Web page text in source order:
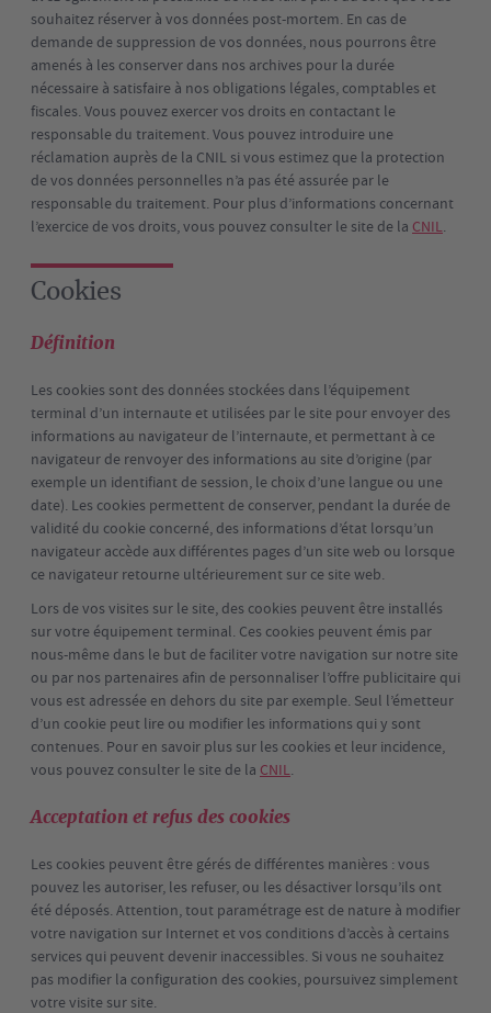
souhaitez réserver à vos données post-mortem. En cas de
demande de suppression de vos données, nous pourrons être
amenés à les conserver dans nos archives pour la durée
nécessaire à satisfaire à nos obligations légales, comptables et
fiscales. Vous pouvez exercer vos droits en contactant le
responsable du traitement. Vous pouvez introduire une
réclamation auprès de la CNIL si vous estimez que la protection
de vos données personnelles n’a pas été assurée par le
responsable du traitement. Pour plus d’informations concernant
l’exercice de vos droits, vous pouvez consulter le site de la CNIL.
Cookies
Définition
Les cookies sont des données stockées dans l’équipement
terminal d’un internaute et utilisées par le site pour envoyer des
informations au navigateur de l’internaute, et permettant à ce
navigateur de renvoyer des informations au site d’origine (par
exemple un identifiant de session, le choix d’une langue ou une
date). Les cookies permettent de conserver, pendant la durée de
validité du cookie concerné, des informations d’état lorsqu’un
navigateur accède aux différentes pages d’un site web ou lorsque
ce navigateur retourne ultérieurement sur ce site web.
Lors de vos visites sur le site, des cookies peuvent être installés
sur votre équipement terminal. Ces cookies peuvent émis par
nous-même dans le but de faciliter votre navigation sur notre site
ou par nos partenaires afin de personnaliser l’offre publicitaire qui
vous est adressée en dehors du site par exemple. Seul l’émetteur
d’un cookie peut lire ou modifier les informations qui y sont
contenues. Pour en savoir plus sur les cookies et leur incidence,
vous pouvez consulter le site de la CNIL.
Acceptation et refus des cookies
Les cookies peuvent être gérés de différentes manières : vous
pouvez les autoriser, les refuser, ou les désactiver lorsqu’ils ont
été déposés. Attention, tout paramétrage est de nature à modifier
votre navigation sur Internet et vos conditions d’accès à certains
services qui peuvent devenir inaccessibles. Si vous ne souhaitez
pas modifier la configuration des cookies, poursuivez simplement
votre visite sur site.